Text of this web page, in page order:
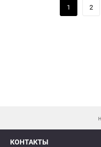
1 2
КОНТАКТЫ